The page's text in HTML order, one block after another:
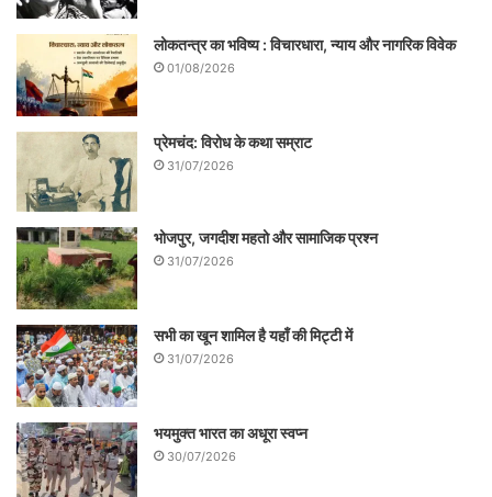
लोकतन्त्र का भविष्य : विचारधारा, न्याय और नागरिक विवेक
01/08/2026
प्रेमचंद: विरोध के कथा सम्राट
31/07/2026
भोजपुर, जगदीश महतो और सामाजिक प्रश्न
31/07/2026
सभी का खून शामिल है यहाँ की मिट्टी में
31/07/2026
भयमुक्त भारत का अधूरा स्वप्न
30/07/2026